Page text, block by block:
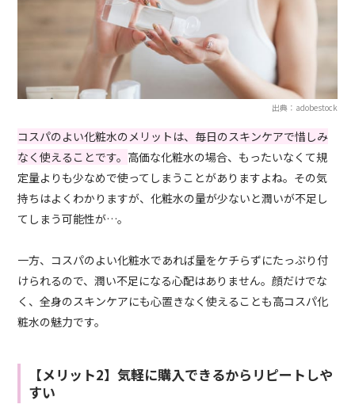
出典：adobestock
コスパのよい化粧水のメリットは、毎日のスキンケアで惜しみ
なく使えることです。 高価な化粧水の場合、もったいなくて規
定量よりも少なめで使ってしまうことがありますよね。その気
持ちはよくわかりますが、化粧水の量が少ないと潤いが不足し
てしまう可能性が…。
一方、コスパのよい化粧水であれば量をケチらずにたっぷり付
けられるので、潤い不足になる心配はありません。顔だけでな
く、全身のスキンケアにも心置きなく使えることも高コスパ化
粧水の魅力です。
【メリット2】気軽に購入できるからリピートしや
すい